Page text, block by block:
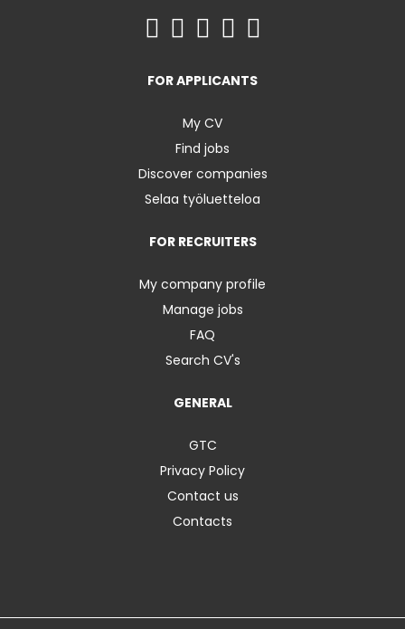
FOR APPLICANTS
My CV
Find jobs
Discover companies
Selaa työluetteloa
FOR RECRUITERS
My company profile
Manage jobs
FAQ
Search CV's
GENERAL
GTC
Privacy Policy
Contact us
Contacts